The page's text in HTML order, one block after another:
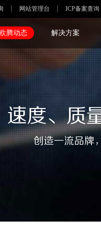
ICP备案查询
网站管理台
速度、质
创造一流品牌
欧腾动态 解决方案